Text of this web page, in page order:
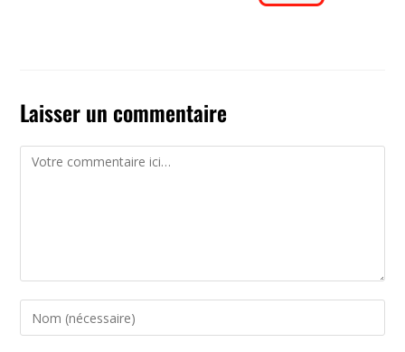
Laisser un commentaire